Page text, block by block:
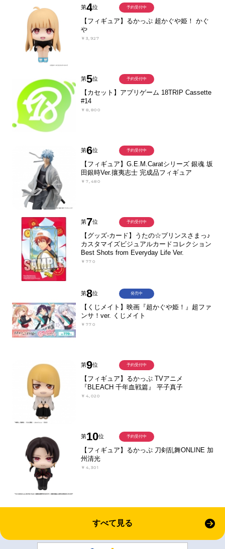
第4位
【フィギュア】るかっぷ 超かぐや姫！ かぐ
や
￥3,927
予約受付中
第5位
【カセット】アプリゲーム 18TRIP Cassette
#14
￥8,800
予約受付中
第6位
【フィギュア】G.E.M.Caratシリーズ 銀魂 坂
田銀時Ver.攘夷志士 完成品フィギュア
￥7,480
予約受付中
第7位
【グッズ-カード】うたの☆プリンスさまっ♪
カスタマイズビジュアルカードコレクション
Best Shots from Everyday Life Ver.
￥770
予約受付中
第8位
【くじメイト】映画『超かぐや姫！』超ファ
ンサ！ver. くじメイト
￥770
発売中
第9位
【フィギュア】るかっぷ TVアニメ
『BLEACH 千年血戦篇』 平子真子
￥4,020
予約受付中
第10位
【フィギュア】るかっぷ 刀剣乱舞ONLINE 加
州清光
￥4,301
予約受付中
すべて見る